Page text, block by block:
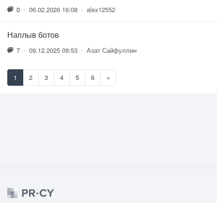
0 • 06.02.2026 16:08 • alex12552
Наплыв ботов
7 • 09.12.2025 09:53 • Азат Сайфуллин
1 2 3 4 5 6 »